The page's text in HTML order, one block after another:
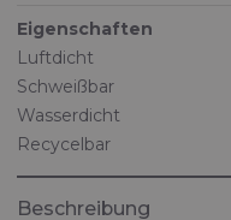
Eigenschaften
Luftdicht
Schweißbar
Wasserdicht
Recycelbar
Beschreibung